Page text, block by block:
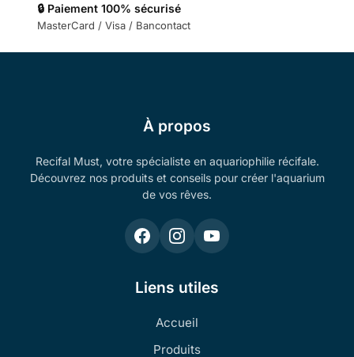
🔒 Paiement 100% sécurisé
MasterCard / Visa / Bancontact
À propos
Recifal Must, votre spécialiste en aquariophilie récifale.
Découvrez nos produits et conseils pour créer l'aquarium
de vos rêves.
Liens utiles
Accueil
Produits